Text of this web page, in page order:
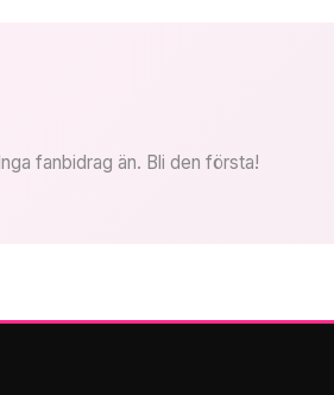
Inga fanbidrag än. Bli den första!